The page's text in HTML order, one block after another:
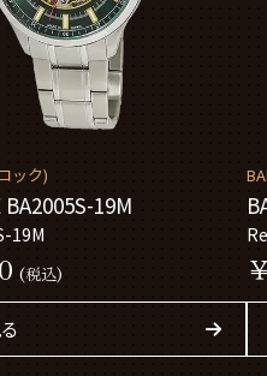
ック)
19M
19M
(税込)